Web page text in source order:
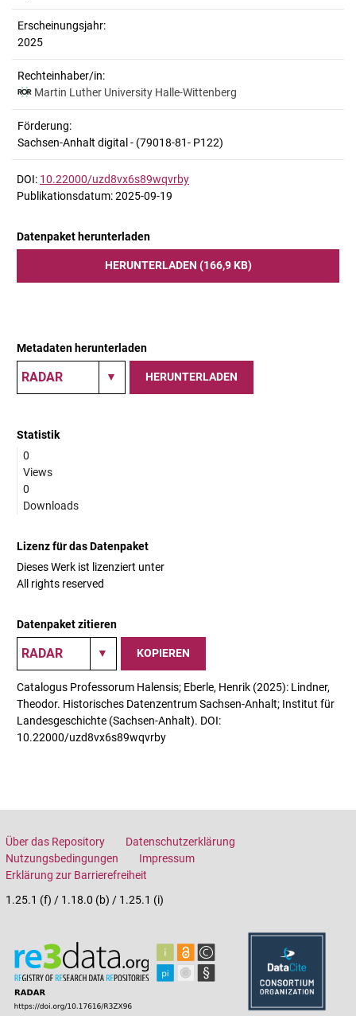
Erscheinungsjahr:
2025
Rechteinhaber/in:
Martin Luther University Halle-Wittenberg
Förderung:
Sachsen-Anhalt digital - (79018-81- P122)
DOI: 10.22000/uzd8vx6s89wqvrby
Publikationsdatum: 2025-09-19
Datenpaket herunterladen
HERUNTERLADEN (166,9 KB)
Metadaten herunterladen
HERUNTERLADEN
Statistik
0
Views
0
Downloads
Lizenz für das Datenpaket
Dieses Werk ist lizenziert unter
All rights reserved
Datenpaket zitieren
KOPIEREN
Catalogus Professorum Halensis; Eberle, Henrik (2025): Lindner,
Theodor. Historisches Datenzentrum Sachsen-Anhalt; Institut für
Landesgeschichte (Sachsen-Anhalt). DOI:
10.22000/uzd8vx6s89wqvrby
Über das Repository
Datenschutzerklärung
Nutzungsbedingungen
Impressum
Erklärung zur Barrierefreiheit
1.25.1 (f) / 1.18.0 (b) / 1.25.1 (i)